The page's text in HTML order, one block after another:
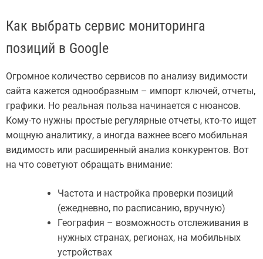
Как выбрать сервис мониторинга
позиций в Google
Огромное количество сервисов по анализу видимости
сайта кажется однообразным – импорт ключей, отчеты,
графики. Но реальная польза начинается с нюансов.
Кому-то нужны простые регулярные отчеты, кто-то ищет
мощную аналитику, а иногда важнее всего мобильная
видимость или расширенный анализ конкурентов. Вот
на что советуют обращать внимание:
Частота и настройка проверки позиций
(ежедневно, по расписанию, вручную)
География – возможность отслеживания в
нужных странах, регионах, на мобильных
устройствах